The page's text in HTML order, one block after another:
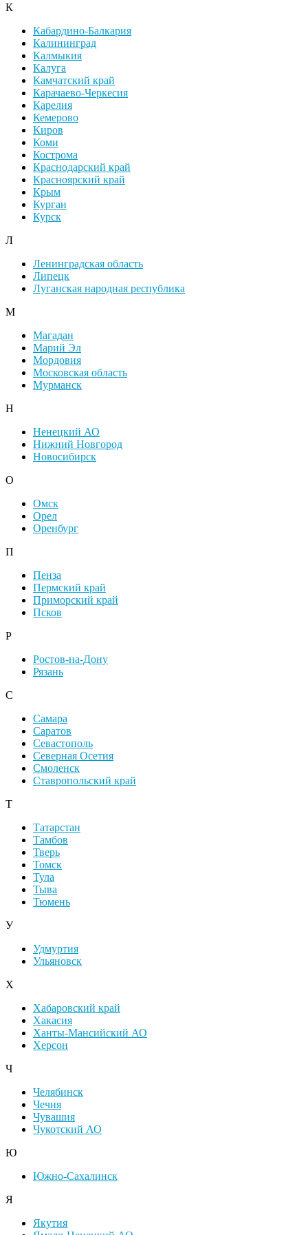
К
Кабардино-Балкария
Калининград
Калмыкия
Калуга
Камчатский край
Карачаево-Черкесия
Карелия
Кемерово
Киров
Коми
Кострома
Краснодарский край
Красноярский край
Крым
Курган
Курск
Л
Ленинградская область
Липецк
Луганская народная республика
М
Магадан
Марий Эл
Мордовия
Московская область
Мурманск
Н
Ненецкий АО
Нижний Новгород
Новосибирск
О
Омск
Орел
Оренбург
П
Пенза
Пермский край
Приморский край
Псков
Р
Ростов-на-Дону
Рязань
С
Самара
Саратов
Севастополь
Северная Осетия
Смоленск
Ставропольский край
Т
Татарстан
Тамбов
Тверь
Томск
Тула
Тыва
Тюмень
У
Удмуртия
Ульяновск
Х
Хабаровский край
Хакасия
Ханты-Мансийский АО
Херсон
Ч
Челябинск
Чечня
Чувашия
Чукотский АО
Ю
Южно-Сахалинск
Я
Якутия